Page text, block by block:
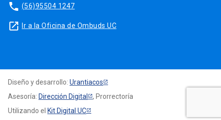
phone (56)95504 1247
launch Ir a la Oficina de Ombuds UC
Diseño y desarrollo: Urantiacos
Asesoría: Dirección Digital
, Prorrectoría
Utilizando el Kit Digital UC